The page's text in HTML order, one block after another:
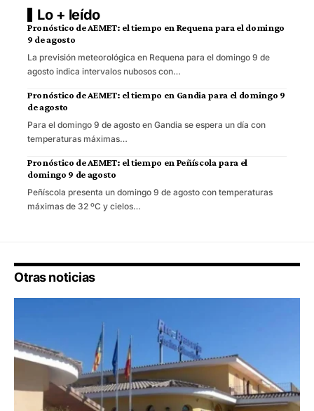
Lo + leído
Pronóstico de AEMET: el tiempo en Requena para el domingo
9 de agosto
La previsión meteorológica en Requena para el domingo 9 de
agosto indica intervalos nubosos con…
Pronóstico de AEMET: el tiempo en Gandia para el domingo 9
de agosto
Para el domingo 9 de agosto en Gandia se espera un día con
temperaturas máximas…
Pronóstico de AEMET: el tiempo en Peñíscola para el
domingo 9 de agosto
Peñíscola presenta un domingo 9 de agosto con temperaturas
máximas de 32 ºC y cielos…
Otras noticias